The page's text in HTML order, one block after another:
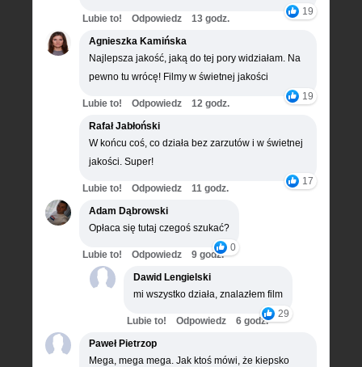
19
Lubie to! Odpowiedz
13 godz.
Agnieszka Kamińska
Najlepsza jakość, jaką do tej pory widziałam. Na
pewno tu wrócę! Filmy w świetnej jakości
19
Lubie to! Odpowiedz
12 godz.
Rafał Jabłoński
W końcu coś, co działa bez zarzutów i w świetnej
jakości. Super!
17
Lubie to! Odpowiedz
11 godz.
Adam Dąbrowski
Opłaca się tutaj czegoś szukać?
0
Lubie to! Odpowiedz
9 godz.
Dawid Lengielski
mi wszystko działa, znalazłem film
29
Lubie to! Odpowiedz
6 godz.
Paweł Pietrzop
Mega, mega mega. Jak ktoś mówi, że kiepsko